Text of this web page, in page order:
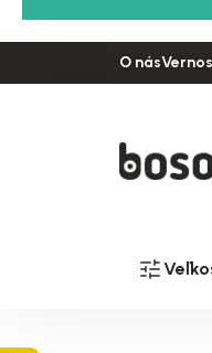
na
O nás